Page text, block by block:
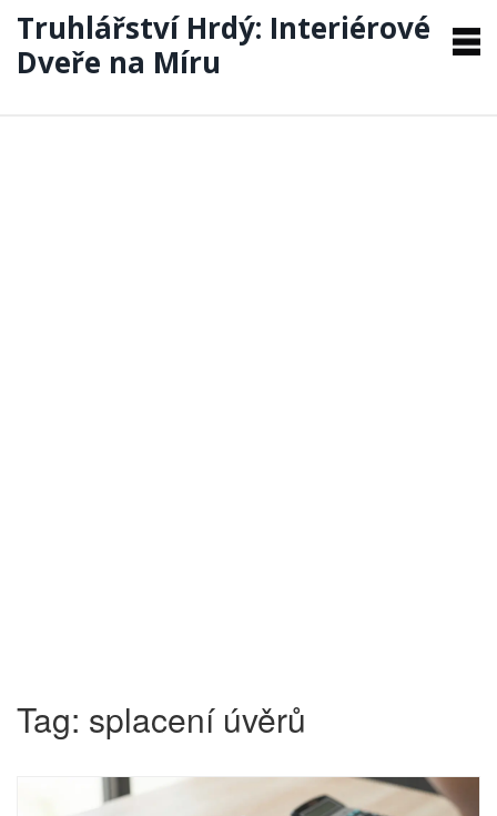
Truhlářství Hrdý: Interiérové
Dveře na Míru
Tag: splacení úvěrů